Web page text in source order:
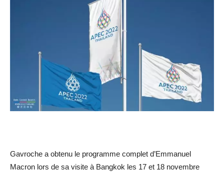
Gavroche a obtenu le programme complet d’Emmanuel
Macron lors de sa visite à Bangkok les 17 et 18 novembre